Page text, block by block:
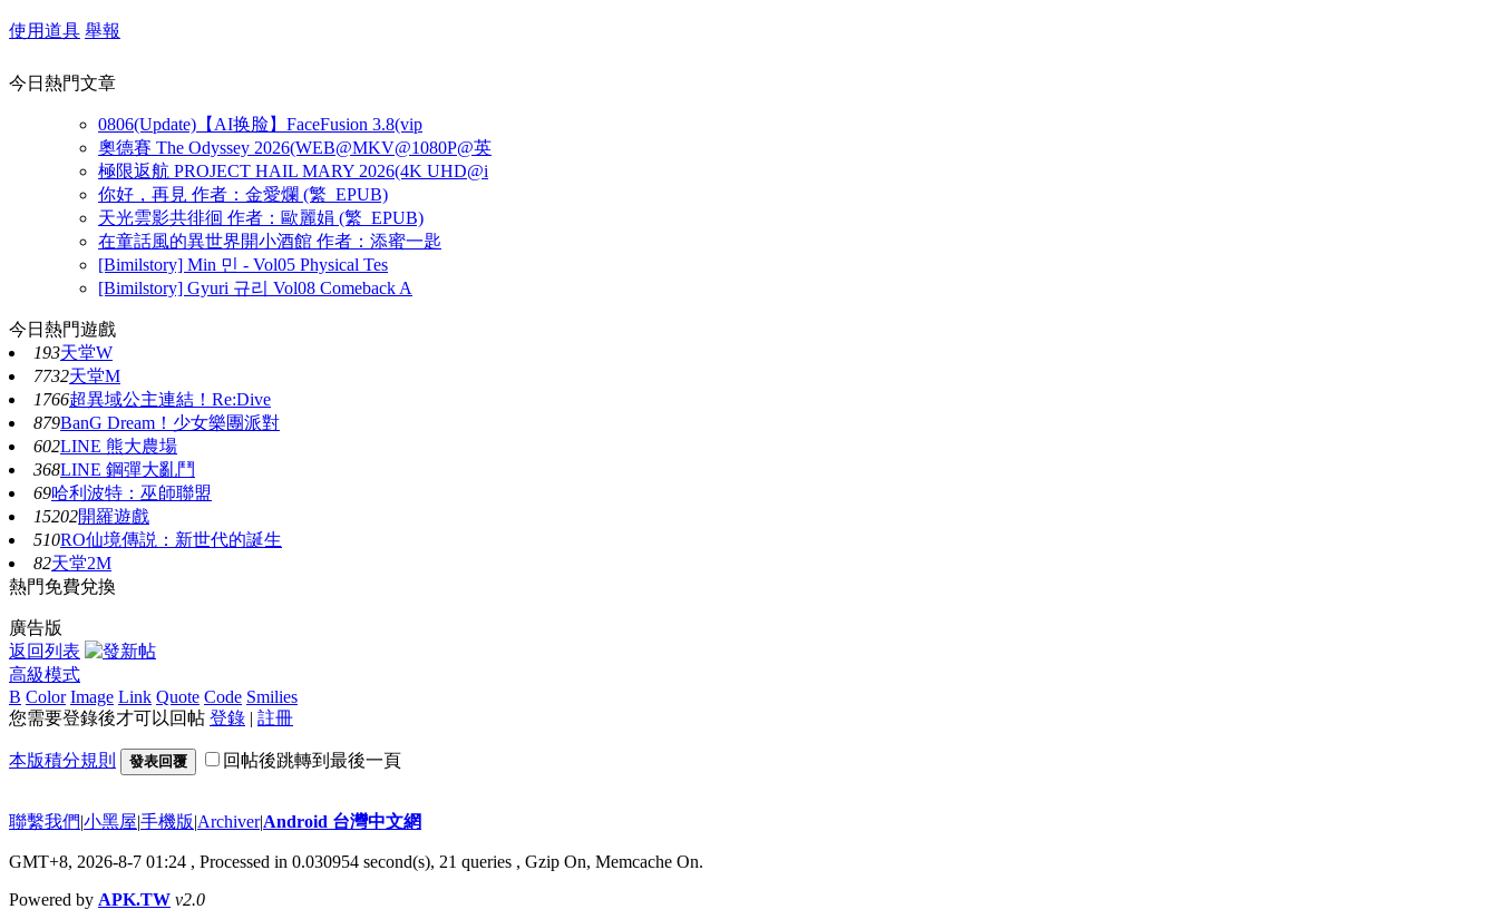
使用道具 舉報
今日熱門文章
0806(Update)【AI换脸】FaceFusion 3.8(vip
奧德賽 The Odyssey 2026(WEB@MKV@1080P@英
極限返航 PROJECT HAIL MARY 2026(4K UHD@i
你好，再見 作者：金愛爛 (繁_EPUB)
天光雲影共徘徊 作者：歐麗娟 (繁_EPUB)
在童話風的異世界開小酒館 作者：添蜜一匙
[Bimilstory] Min 민 - Vol05 Physical Tes
[Bimilstory] Gyuri 규리 Vol08 Comeback A
今日熱門遊戲
193天堂W
7732天堂M
1766超異域公主連結！Re:Dive
879BanG Dream！少女樂團派對
602LINE 熊大農場
368LINE 鋼彈大亂鬥
69哈利波特：巫師聯盟
15202開羅遊戲
510RO仙境傳説：新世代的誕生
82天堂2M
熱門免費兌換
廣告版
返回列表
高級模式
B Color Image Link Quote Code Smilies
您需要登錄後才可以回帖 登錄 | 註冊
本版積分規則 發表回覆 回帖後跳轉到最後一頁
聯繫我們|小黑屋|手機版|Archiver|Android 台灣中文網
GMT+8, 2026-8-7 01:24 , Processed in 0.030954 second(s), 21 queries , Gzip On, Memcache On.
Powered by APK.TW v2.0